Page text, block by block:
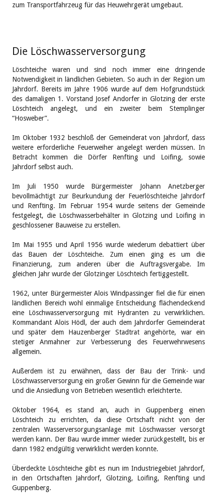
zum Transportfahrzeug für das Heuwehrgerät umgebaut.
Die Löschwasserversorgung
Löschteiche waren und sind noch immer eine dringende
Notwendigkeit in ländlichen Gebieten. So auch in der Region um
Jahrdorf. Bereits im Jahre 1906 wurde auf dem Hofgrundstück
des damaligen 1. Vorstand Josef Andorfer in Glotzing der erste
Löschteich angelegt, und ein zweiter beim Stemplinger
“Hosweber”.
Im Oktober 1932 beschloß der Gemeinderat von Jahrdorf, dass
weitere erforderliche Feuerweiher angelegt werden müssen. In
Betracht kommen die Dörfer Renfting und Loifing, sowie
Jahrdorf selbst auch.
Im Juli 1950 wurde Bürgermeister Johann Anetzberger
bevollmächtigt zur Beurkundung der Feuerlöschteiche Jahrdorf
und Renfting. Im Februar 1954 wurde seitens der Gemeinde
festgelegt, die Löschwasserbehälter in Glotzing und Loifing in
geschlossener Bauweise zu erstellen.
Im Mai 1955 und April 1956 wurde wiederum debattiert über
das Bauen der Löschteiche. Zum einen ging es um die
Finanzierung, zum anderen über die Auftragsvergabe. Im
gleichen Jahr wurde der Glotzinger Löschteich fertiggestellt.
1962, unter Bürgermeister Alois Windpassinger fiel die für einen
ländlichen Bereich wohl einmalige Entscheidung flächendeckend
eine Löschwasserversorgung mit Hydranten zu verwirklichen.
Kommandant Alois Hödl, der auch dem Jahrdorfer Gemeinderat
und später dem Hauzenberger Stadtrat angehörte, war ein
stetiger Anmahner zur Verbesserung des Feuerwehrwesens
allgemein.
Außerdem ist zu erwähnen, dass der Bau der Trink- und
Löschwasserversorgung ein großer Gewinn für die Gemeinde war
und die Ansiedlung von Betrieben wesentlich erleichterte.
Oktober 1964, es stand an, auch in Guppenberg einen
Löschteich zu errichten, da diese Ortschaft nicht von der
zentralen Wasserversorgungsanlage mit Löschwasser versorgt
werden kann. Der Bau wurde immer wieder zurückgestellt, bis er
dann 1982 endgültig verwirklicht werden konnte.
Überdeckte Löschteiche gibt es nun im Industriegebiet Jahrdorf,
in den Ortschaften Jahrdorf, Glotzing, Loifing, Renfting und
Guppenberg.